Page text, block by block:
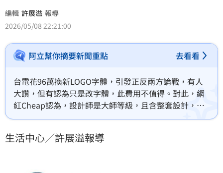
編輯 許展溢 報導
2026/05/08 22:21:00
阿立幫你摘要新聞重點 去看看
台電花96萬換新LOGO字體，引發正反兩方論戰，有人
大讚，但有認為只是改字體，此費用不值得。對此，網
紅Cheap認為，設計師是大師等級，且含整套設計，還
算cheap了。
生活中心／許展溢報導